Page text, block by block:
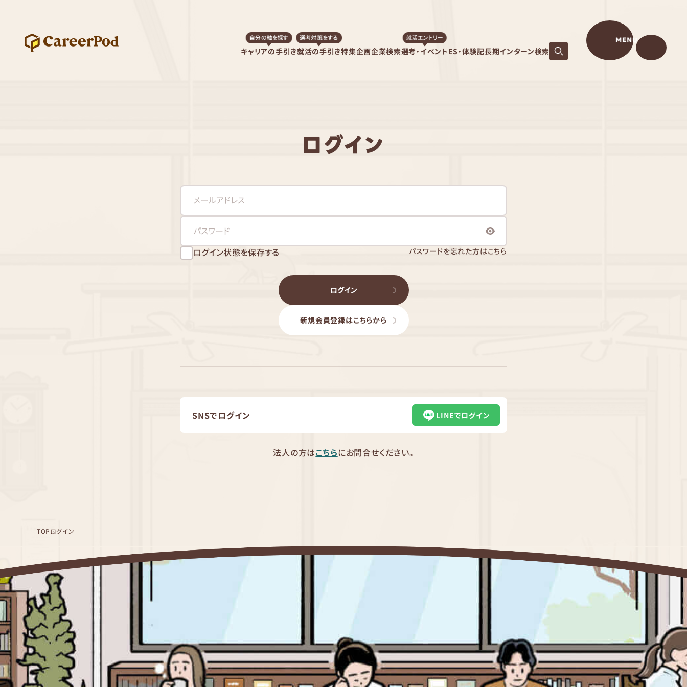
キャリアの手引き
自分の軸を探す
就活の手引き
選考対策をする
特集企画企業検索選考・イベント
就活エントリー
ES・体験記長期インターン検索
MENU
ログイン
ログイン状態を保存する パスワードを忘れた方はこちら
ログイン
新規会員登録はこちらから
SNSでログイン LINEでログイン
法人の方はこちらにお問合せください。
TOPログイン